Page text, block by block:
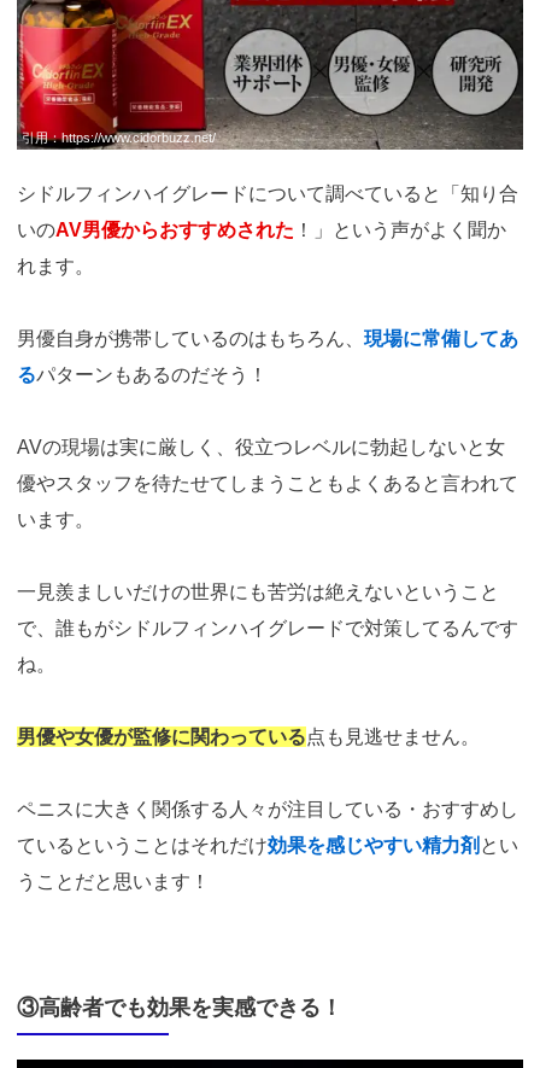
引用：https://www.cidorbuzz.net/
シドルフィンハイグレードについて調べていると「知り合
いのAV男優からおすすめされた ！」という声がよく聞か
れます。
男優自身が携帯しているのはもちろん、 現場に常備してあ
るパターンもあるのだそう！
AVの現場は実に厳しく、役立つレベルに勃起しないと女
優やスタッフを待たせてしまうこともよくあると言われて
います。
一見羨ましいだけの世界にも苦労は絶えないということ
で、誰もがシドルフィンハイグレードで対策してるんです
ね。
男優や女優が監修に関わっている点も見逃せません。
ペニスに大きく関係する人々が注目している・おすすめし
ているということはそれだけ効果を感じやすい精力剤 とい
うことだと思います！
③高齢者でも効果を実感できる！